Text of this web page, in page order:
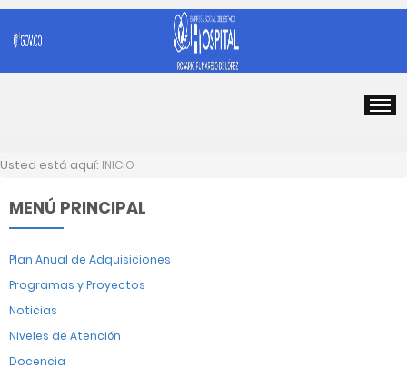
Usted está aquí: INICIO
MENÚ PRINCIPAL
Plan Anual de Adquisiciones
Programas y Proyectos
Noticias
Niveles de Atención
Docencia